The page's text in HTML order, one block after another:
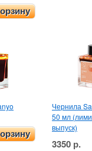
Чернила
50 мл
выпуск)
3350 р.